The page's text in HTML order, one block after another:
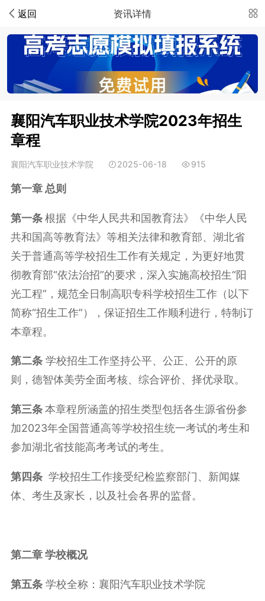
返回 资讯详情
襄阳汽车职业技术学院2023年招生
章程
襄阳汽车职业技术学院 2025-06-18 915
第一章 总则
第一条根据《中华人民共和国教育法》《中华人民
共和国高等教育法》等相关法律和教育部、湖北省
关于普通高等学校招生工作有关规定，为更好地贯
彻教育部“依法治招”的要求，深入实施高校招生“阳
光工程”，规范全日制高职专科学校招生工作（以下
简称“招生工作”），保证招生工作顺利进行，特制订
本章程。
第二条学校招生工作坚持公平、公正、公开的原
则，德智体美劳全面考核、综合评价、择优录取。
第三条本章程所涵盖的招生类型包括各生源省份参
加2023年全国普通高等学校招生统一考试的考生和
参加湖北省技能高考考试的考生。
第四条学校招生工作接受纪检监察部门、新闻媒
体、考生及家长，以及社会各界的监督。
第二章学校概况
第五条学校全称：襄阳汽车职业技术学院